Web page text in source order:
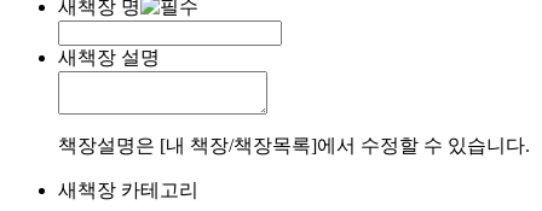
새책장 명
새책장 설명
책장설명은 [내 책장/책장목록]에서 수정할 수 있습니다.
새책장 카테고리